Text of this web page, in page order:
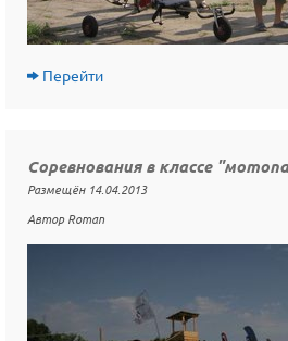
Перейти
Соревнования в классе
Размещён 14.04.2013
Автор Roman